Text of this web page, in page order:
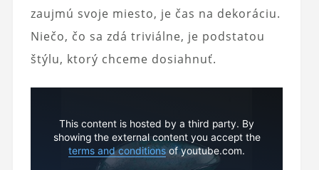
zaujmú svoje miesto, je čas na dekoráciu.
Niečo, čo sa zdá triviálne, je podstatou
štýlu, ktorý chceme dosiahnuť.
This content is hosted by a third party. By
showing the external content you accept the
terms and conditionsof youtube.com.